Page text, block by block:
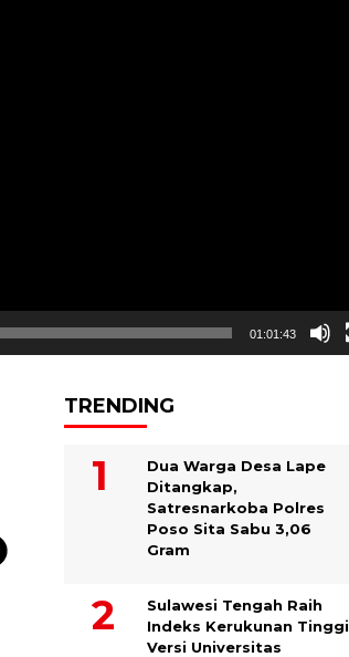
01:01:43
TRENDING
Dua Warga Desa Lape
Ditangkap,
Satresnarkoba Polres
Poso Sita Sabu 3,06
Gram
Sulawesi Tengah Raih
Indeks Kerukunan Tinggi
Versi Universitas